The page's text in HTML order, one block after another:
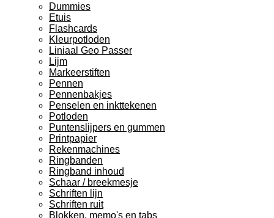
Dummies
Etuis
Flashcards
Kleurpotloden
Liniaal Geo Passer
Lijm
Markeerstiften
Pennen
Pennenbakjes
Penselen en inkttekenen
Potloden
Puntenslijpers en gummen
Printpapier
Rekenmachines
Ringbanden
Ringband inhoud
Schaar / breekmesje
Schriften lijn
Schriften ruit
Blokken, memo's en tabs